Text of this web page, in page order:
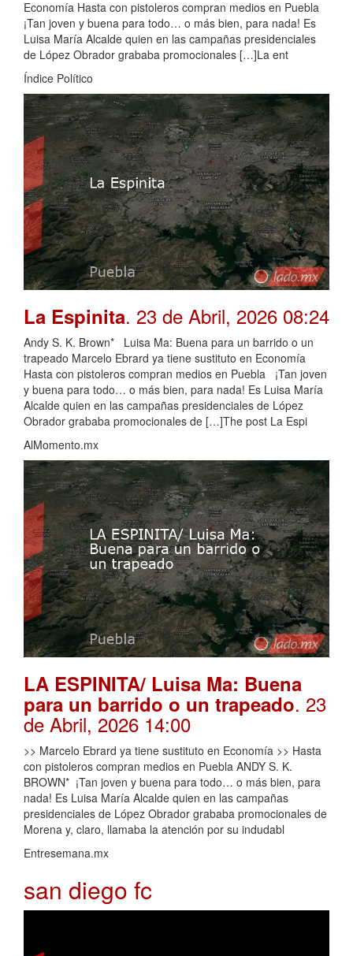
Economía Hasta con pistoleros compran medios en Puebla
¡Tan joven y buena para todo… o más bien, para nada! Es
Luisa María Alcalde quien en las campañas presidenciales
de López Obrador grababa promocionales […]La ent
Índice Político
La Espinita. 23 de Abril, 2026 08:24
Andy S. K. Brown* Luisa Ma: Buena para un barrido o un
trapeado Marcelo Ebrard ya tiene sustituto en Economía
Hasta con pistoleros compran medios en Puebla ¡Tan joven
y buena para todo… o más bien, para nada! Es Luisa María
Alcalde quien en las campañas presidenciales de López
Obrador grababa promocionales de […]The post La Espi
AlMomento.mx
LA ESPINITA/ Luisa Ma: Buena
para un barrido o un trapeado. 23
de Abril, 2026 14:00
>> Marcelo Ebrard ya tiene sustituto en Economía >> Hasta
con pistoleros compran medios en Puebla ANDY S. K.
BROWN* ¡Tan joven y buena para todo… o más bien, para
nada! Es Luisa María Alcalde quien en las campañas
presidenciales de López Obrador grababa promocionales de
Morena y, claro, llamaba la atención por su indudabl
Entresemana.mx
san diego fc